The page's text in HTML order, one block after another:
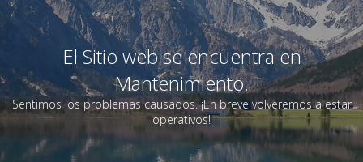
El Sitio web se encuentra en
Mantenimiento.
Sentimos los problemas causados. ¡En breve volveremos a estar
operativos!